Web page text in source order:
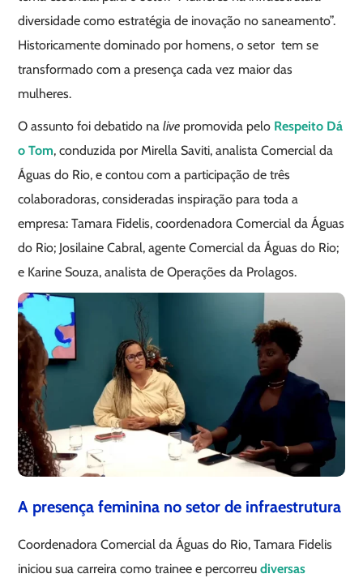
diversidade como estratégia de inovação no saneamento”.
Historicamente dominado por homens, o setor tem se
transformado com a presença cada vez maior das
mulheres.
O assunto foi debatido nalive promovida pelo Respeito Dá
o Tom, conduzida por Mirella Saviti, analista Comercial da
Águas do Rio, e contou com a participação de três
colaboradoras, consideradas inspiração para toda a
empresa: Tamara Fidelis, coordenadora Comercial da Águas
do Rio; Josilaine Cabral, agente Comercial da Águas do Rio;
e Karine Souza, analista de Operações da Prolagos.
A presença feminina no setor de infraestrutura
Coordenadora Comercial da Águas do Rio, Tamara Fidelis
iniciou sua carreira como trainee e percorreudiversas